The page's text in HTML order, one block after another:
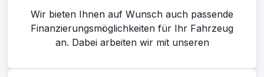
Wir bieten Ihnen auf Wunsch auch passende
Finanzierungsmöglichkeiten für Ihr Fahrzeug
an. Dabei arbeiten wir mit unseren
Bank, zusammen.